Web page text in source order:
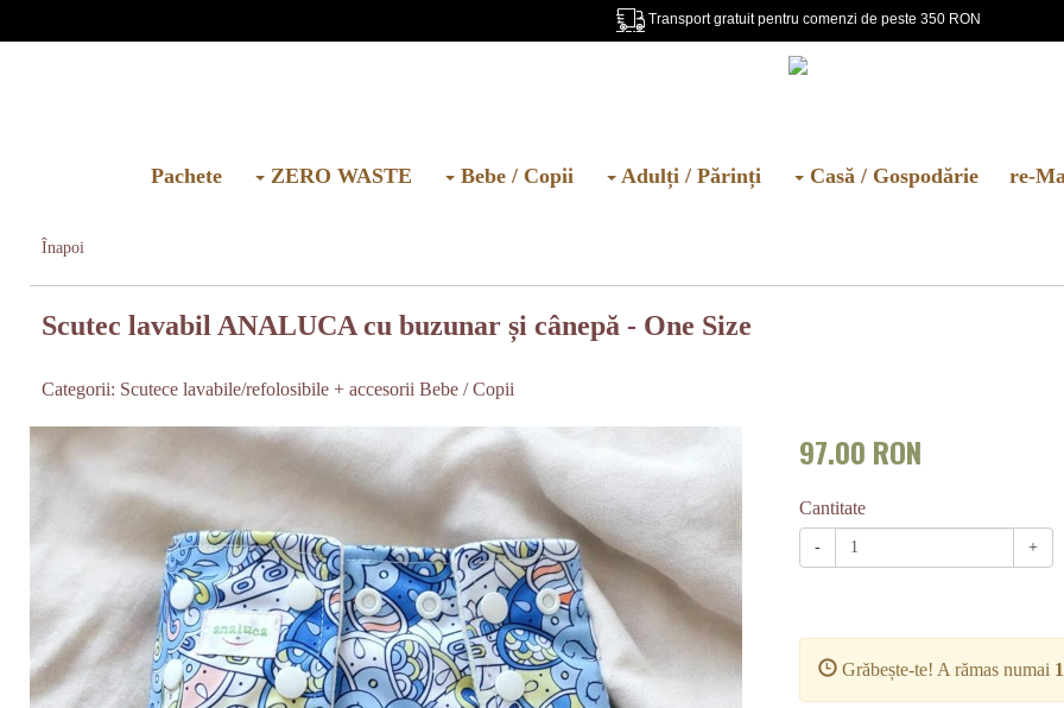
Transport gratuit pentru comenzi de peste 350 RON
Pachete ZERO WASTE Bebe / Copii Adulți / Părinți Casă / Gospodărie re-
Înapoi
Scutec lavabil ANALUCA cu buzunar și cânepă - One Size
Categorii: Scutece lavabile/refolosibile + accesorii Bebe / Copii
97.00 RON
Cantitate
- +
Grăbește-te! A rămas numai 1